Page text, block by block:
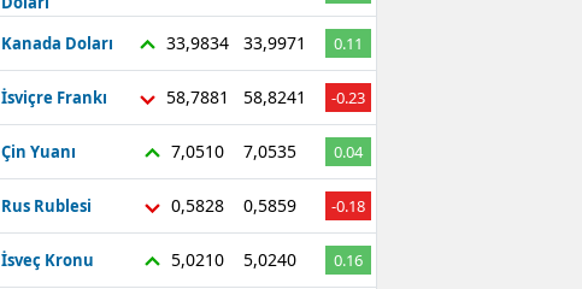
Kanada Doları 33,9834 33,9971 0.11
İsviçre Frankı 58,7881 58,8241 -0.23
Çin Yuanı 7,0510 7,0535 0.04
Rus Rublesi 0,5828 0,5859 -0.18
İsveç Kronu 5,0210 5,0240 0.16